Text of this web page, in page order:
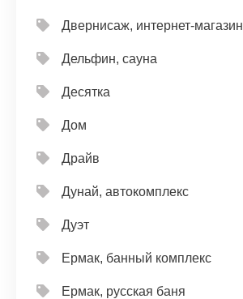
Двернисаж, интернет-магазин
Дельфин, сауна
Десятка
Дом
Драйв
Дунай, автокомплекс
Дуэт
Ермак, банный комплекс
Ермак, русская баня